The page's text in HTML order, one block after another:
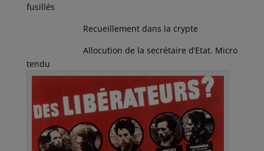
fusillés
Recueillement dans la crypte
Allocution de la secrétaire d’Etat. Micro
tendu